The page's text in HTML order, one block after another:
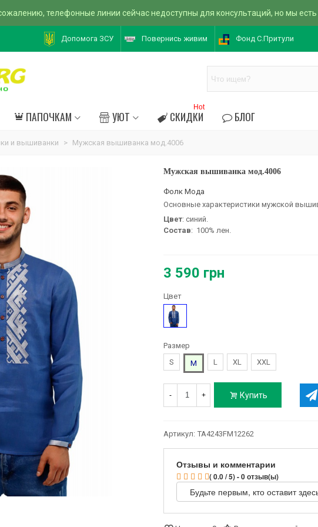
телефонные линии сейчас недоступны для консультаций, но мы есть
Допомога ЗСУ Повернись живим Фонд С.Притули
ПАПОЧКАМ УЮТ СКИДКИ
Hot
БЛОГ
и вышиванки > Мужская вышиванка мод.4006
Мужская вышиванка мод.4006
Фолк Мода
Основные характеристики мужской
Цвет: синий.
Состав: 100% лен.
3 590 грн
Цвет
Синий
Размер
S
M L XL XXL
- + Купить
Артикул: TA4243FM12262
Отзывы и комментарии
( 0.0 / 5) - 0 отзыв(ы)
Будьте первым, кто оставит